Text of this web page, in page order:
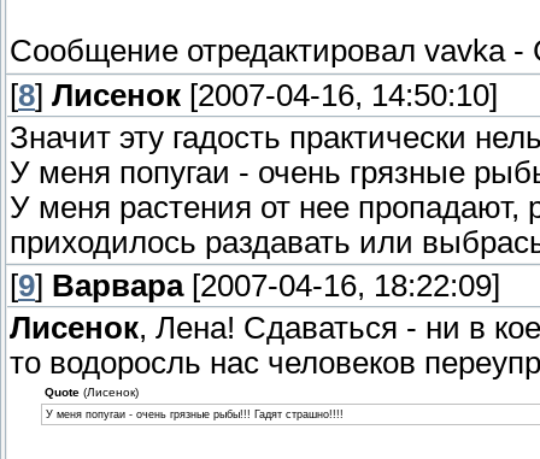
Сообщение отредактировал vavka-
[8] Лисенок [2007-04-16, 14:50:10]
Значит эту гадость практически
У меня попугаи - очень грязные
У меня растения от нее
приходилось раздавать или
[9] Варвара[2007-04-16, 18:22:09]
Лисенок, Лена! Сдаваться - ни в
то водоросль нас человеков
Quote(Лисенок)
У меня попугаи - очень грязные рыбы!!! Гадят страшно!!!!